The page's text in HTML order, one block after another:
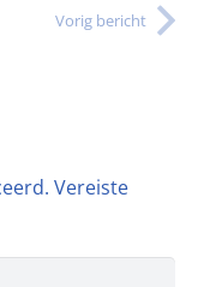
Vorig bericht
Vereiste